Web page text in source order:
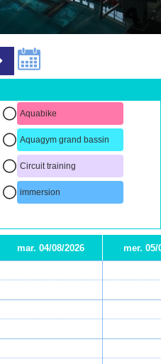
Aquabike
Aquagym grand bassin
Circuit training
immersion
mar. 04/08/2026 mer. 05/